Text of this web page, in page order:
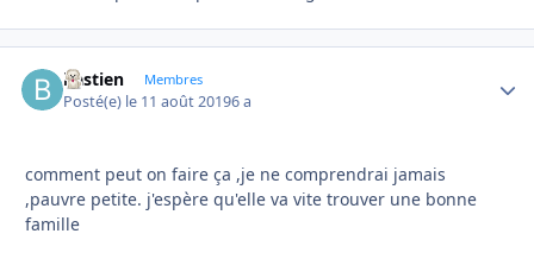
bastien Membres
Posté(e) le 11 août 20196 a
comment peut on faire ça ,je ne comprendrai jamais
,pauvre petite. j'espère qu'elle va vite trouver une bonne
famille